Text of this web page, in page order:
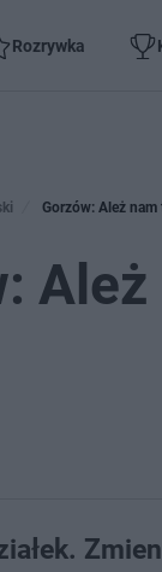
Rozrywka
Gorzów: Ależ